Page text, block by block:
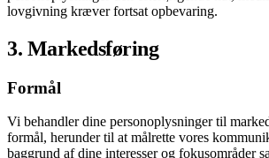
lovgivning kræver fortsat opbevaring.
3. Markedsføring
Formål
Vi behandler dine personoplysninger til
formål, herunder til at målrette vores
baggrund af dine interesser og fokusområder